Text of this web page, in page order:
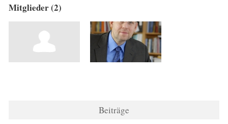
Mitglieder (2)
Beiträge